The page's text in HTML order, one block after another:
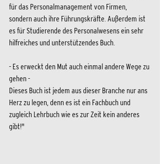
für das Personalmanagement von Firmen,
sondern auch ihre Führungskräfte. Außerdem ist
es für Studierende des Personalwesens ein sehr
hilfreiches und unterstützendes Buch.
- Es erweckt den Mut auch einmal andere Wege zu
gehen -
Dieses Buch ist jedem aus dieser Branche nur ans
Herz zu legen, denn es ist ein Fachbuch und
zugleich Lehrbuch wie es zur Zeit kein anderes
gibt!"